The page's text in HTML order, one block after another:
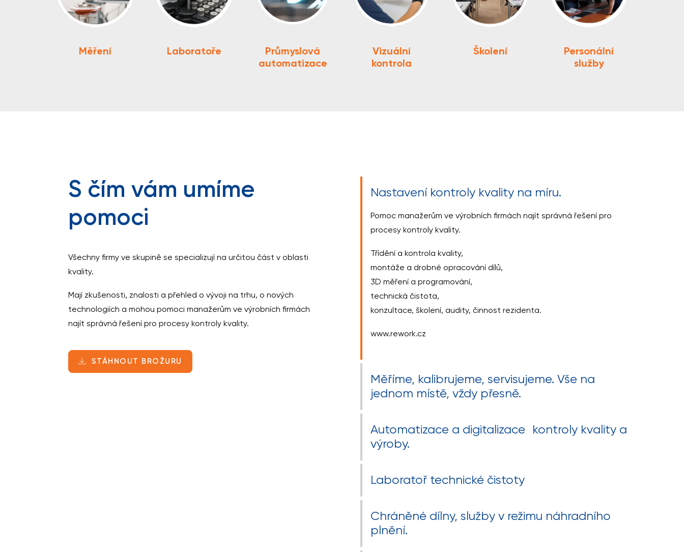
Měření Laboratoře
Průmyslová
automatizace
Vizuální
kontrola
Školení
Personální
služby
S čím vám umíme
pomoci
Všechny firmy ve skupině se specializují na určitou část v oblasti
kvality.
Mají zkušenosti, znalosti a přehled o vývoji na trhu, o nových
technologiích a mohou pomoci manažerům ve výrobních firmách
najít správná řešení pro procesy kontroly kvality.
STÁHNOUT BROŽURU
Nastavení kontroly kvality na míru.
Pomoc manažerům ve výrobních firmách najít správná řešení pro
procesy kontroly kvality.
Třídění a kontrola kvality,
montáže a drobné opracování dílů,
3D měření a programování,
technická čistota,
konzultace, školení, audity, činnost rezidenta.
www.rework.cz
Měříme, kalibrujeme, servisujeme. Vše na
jednom místě, vždy přesně.
Automatizace a digitalizace kontroly kvality a
výroby.
Laboratoř technické čistoty
Chráněné dílny, služby v režimu náhradního
plnění.